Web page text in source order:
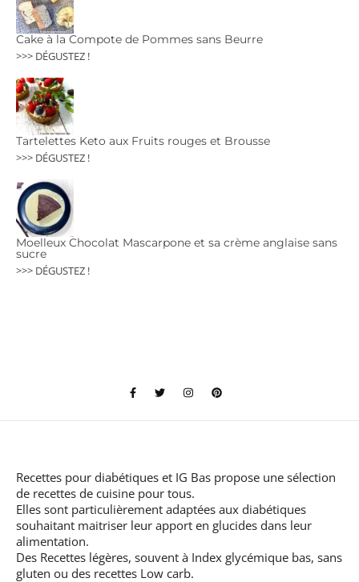
Cake à la Compote de Pommes sans Beurre
>>> DÉGUSTEZ !
Tartelettes Keto aux Fruits rouges et Brousse
>>> DÉGUSTEZ !
Moelleux Chocolat Mascarpone et sa crème anglaise sans
sucre
>>> DÉGUSTEZ !
Recettes pour diabétiques et IG Bas propose une sélection
de recettes de cuisine pour tous.
Elles sont particulièrement adaptées aux diabétiques
souhaitant maitriser leur apport en glucides dans leur
alimentation.
Des Recettes légères, souvent à Index glycémique bas, sans
gluten ou des recettes Low carb.